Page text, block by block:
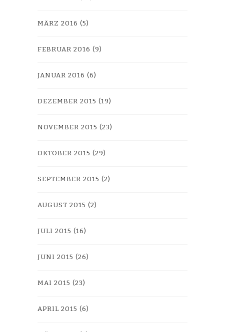
MÄRZ 2016 (5)
FEBRUAR 2016 (9)
JANUAR 2016 (6)
DEZEMBER 2015 (19)
NOVEMBER 2015 (23)
OKTOBER 2015 (29)
SEPTEMBER 2015 (2)
AUGUST 2015 (2)
JULI 2015 (16)
JUNI 2015 (26)
MAI 2015 (23)
APRIL 2015 (6)